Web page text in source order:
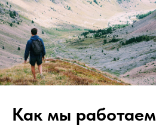
Как мы работаем